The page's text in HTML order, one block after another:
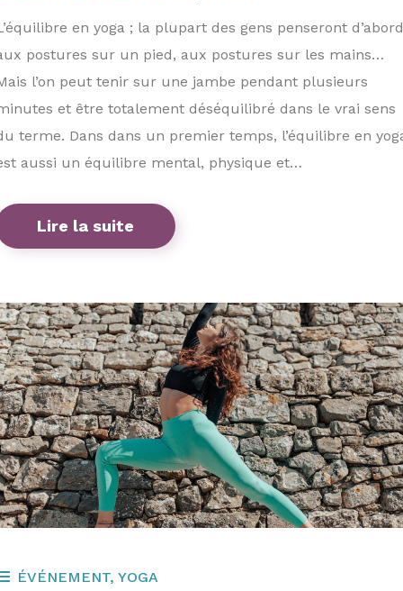
en yoga ; la plupart des gens penseront d’abord
postures sur un pied, aux postures sur les mains…
l’on peut tenir sur une jambe pendant plusieurs
et être totalement déséquilibré dans le vrai sens
terme. Dans dans un premier temps, l’équilibre en
aussi un équilibre mental, physique et…
Lire la suite
ÉVÉNEMENT, YOGA